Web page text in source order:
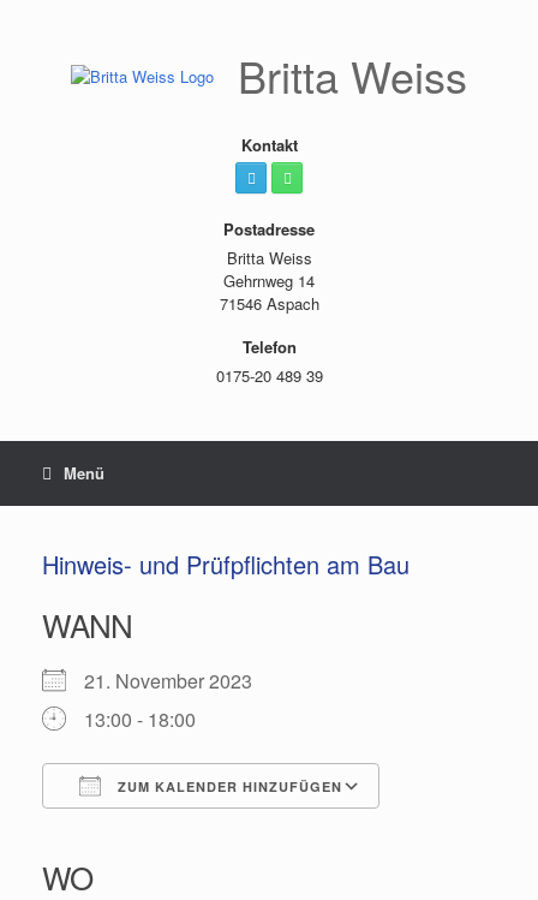
Britta Weiss
Kontakt
Postadresse
Britta Weiss
Gehrnweg 14
71546 Aspach
Telefon
0175-20 489 39
Menü
Hinweis- und Prüfpflichten am Bau
WANN
21. November 2023
13:00 - 18:00
ZUM KALENDER HINZUFÜGEN
WO